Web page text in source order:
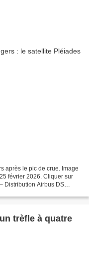
après le pic de crue. Image
février 2026. Cliquer sur
Distribution Airbus DS
trèfle à quatre